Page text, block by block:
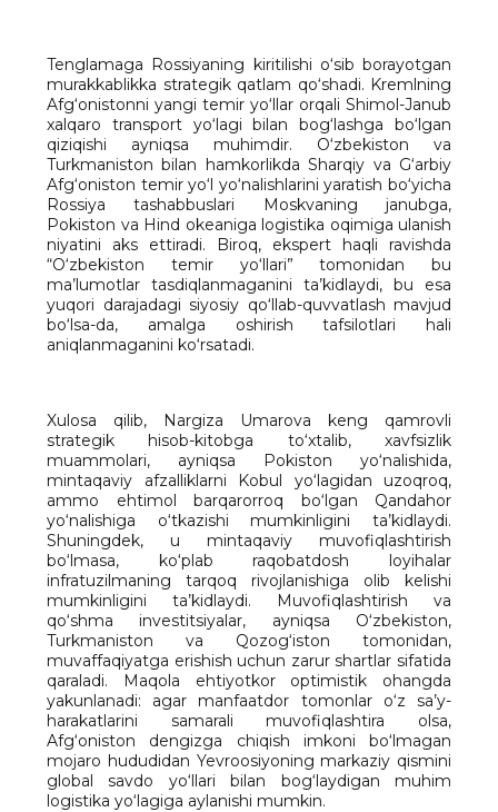
Tenglamaga Rossiyaning kiritilishi o‘sib borayotgan
murakkablikka strategik qatlam qo‘shadi. Kremlning
Afg‘onistonni yangi temir yo‘llar orqali Shimol-Janub
xalqaro transport yo‘lagi bilan bog‘lashga bo‘lgan
qiziqishi ayniqsa muhimdir. O‘zbekiston va
Turkmaniston bilan hamkorlikda Sharqiy va G‘arbiy
Afg‘oniston temir yo‘l yo‘nalishlarini yaratish bo‘yicha
Rossiya tashabbuslari Moskvaning janubga,
Pokiston va Hind okeaniga logistika oqimiga ulanish
niyatini aks ettiradi. Biroq, ekspert haqli ravishda
“O‘zbekiston temir yo‘llari” tomonidan bu
ma’lumotlar tasdiqlanmaganini ta’kidlaydi, bu esa
yuqori darajadagi siyosiy qo‘llab-quvvatlash mavjud
bo‘lsa-da, amalga oshirish tafsilotlari hali
aniqlanmaganini ko‘rsatadi.
Xulosa qilib, Nargiza Umarova keng qamrovli
strategik hisob-kitobga to‘xtalib, xavfsizlik
muammolari, ayniqsa Pokiston yo‘nalishida,
mintaqaviy afzalliklarni Kobul yo‘lagidan uzoqroq,
ammo ehtimol barqarorroq bo‘lgan Qandahor
yo‘nalishiga o‘tkazishi mumkinligini ta’kidlaydi.
Shuningdek, u mintaqaviy muvofiqlashtirish
bo‘lmasa, ko‘plab raqobatdosh loyihalar
infratuzilmaning tarqoq rivojlanishiga olib kelishi
mumkinligini ta’kidlaydi. Muvofiqlashtirish va
qo‘shma investitsiyalar, ayniqsa O‘zbekiston,
Turkmaniston va Qozog‘iston tomonidan,
muvaffaqiyatga erishish uchun zarur shartlar sifatida
qaraladi. Maqola ehtiyotkor optimistik ohangda
yakunlanadi: agar manfaatdor tomonlar o‘z sa’y-
harakatlarini samarali muvofiqlashtira olsa,
Afg‘oniston dengizga chiqish imkoni bo‘lmagan
mojaro hududidan Yevroosiyoning markaziy qismini
global savdo yo‘llari bilan bog‘laydigan muhim
logistika yo‘lagiga aylanishi mumkin.